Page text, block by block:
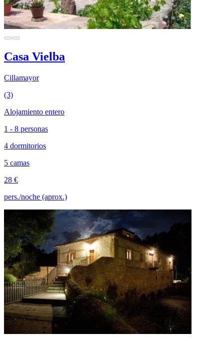
Casa Vielba
Cillamayor
(3)
Alojamiento entero
1 - 8 personas
4 dormitorios
5 camas
28 €
pers./noche (aprox.)